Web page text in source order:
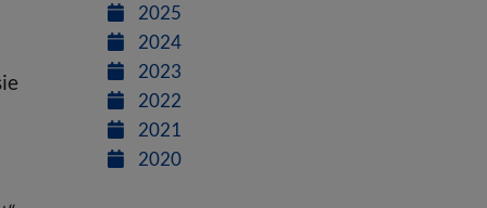
2025
2024
2023
2022
2021
2020